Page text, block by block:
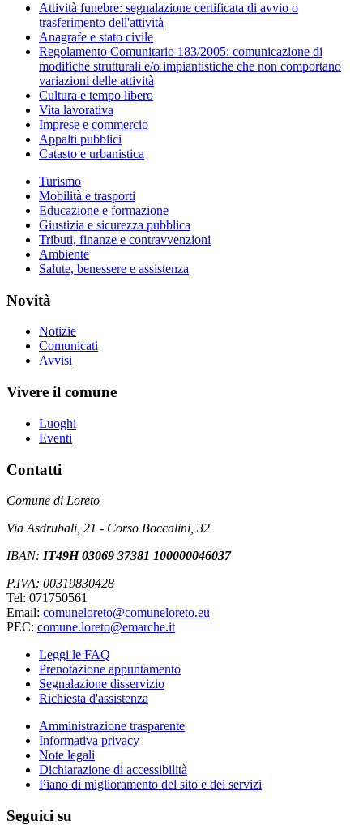
Attività funebre: segnalazione certificata di avvio o
trasferimento dell'attività
Anagrafe e stato civile
Regolamento Comunitario 183/2005: comunicazione di
modifiche strutturali e/o impiantistiche che non comportano
variazioni delle attività
Cultura e tempo libero
Vita lavorativa
Imprese e commercio
Appalti pubblici
Catasto e urbanistica
Turismo
Mobilità e trasporti
Educazione e formazione
Giustizia e sicurezza pubblica
Tributi, finanze e contravvenzioni
Ambiente
Salute, benessere e assistenza
Novità
Notizie
Comunicati
Avvisi
Vivere il comune
Luoghi
Eventi
Contatti
Comune di Loreto
Via Asdrubali, 21 - Corso Boccalini, 32
IBAN: IT49H 03069 37381 100000046037
P.IVA: 00319830428
Tel: 071750561
Email: comuneloreto@comuneloreto.eu
PEC: comune.loreto@emarche.it
Leggi le FAQ
Prenotazione appuntamento
Segnalazione disservizio
Richiesta d'assistenza
Amministrazione trasparente
Informativa privacy
Note legali
Dichiarazione di accessibilità
Piano di miglioramento del sito e dei servizi
Seguici su